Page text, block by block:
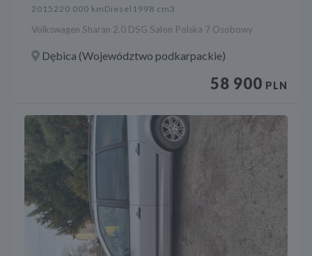
2015220 000 km Diesel 1998 cm3
Volkswagen Sharan 2.0 DSG Salon Polska 7 Osobowy
Dębica (Województwo podkarpackie)
58 900 PLN